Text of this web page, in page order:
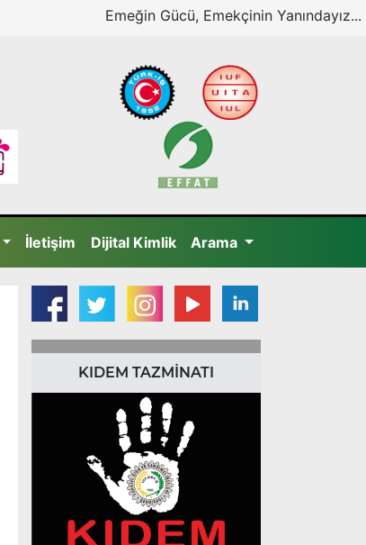
Emeğin Gücü, Emekçinin Yanındayız...
İletişim Dijital Kimlik Arama
KIDEM TAZMİNATI